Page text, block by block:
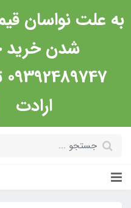
به علت نواسان
شدن خرید
ارادت